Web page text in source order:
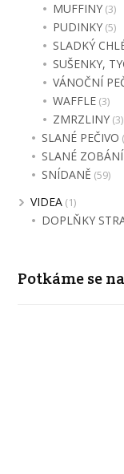
MUFFINY (3)
PUDINKY (5)
SLADKÝ
SUŠENKY,
VÁNOČNÍ
WAFFLE (3)
ZMRZLINY (3)
SLANÉ PEČIVO
SLANÉ ZOBÁNÍ
SNÍDANĚ (59)
VIDEA (1)
DOPLŇKY
Potkáme se